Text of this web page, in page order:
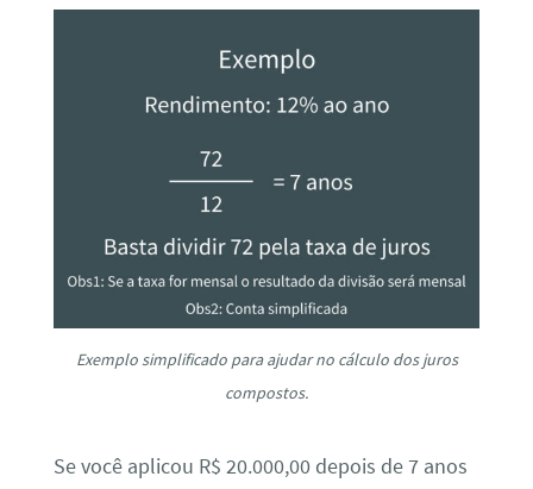
Exemplo simplificado para ajudar no cálculo dos juros
compostos.
Se você aplicou R$ 20.000,00 depois de 7 anos